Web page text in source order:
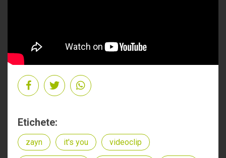
Etichete:
zayn it's you videoclip